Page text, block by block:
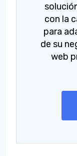
con la
para
de su
web